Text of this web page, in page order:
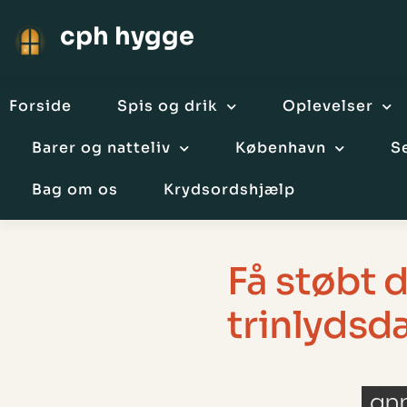
cph hygge
Forside Spis og drik Oplevelser
Barer og natteliv København
Bag om os Krydsordshjælp
Få støbt